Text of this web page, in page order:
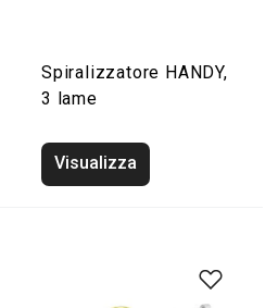
Spiralizzatore HANDY,
3 lame
Visualizza